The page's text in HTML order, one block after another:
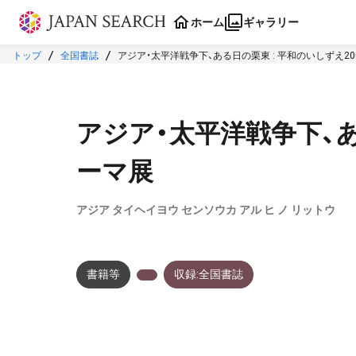
本文に飛ぶ
ホーム ギャラリー
トップ 全国書誌 アジア・太平洋戦争下、ある日の栗東 : 平和のいしずえ
アジア・太平洋戦争下
ーマ展
アジア タイヘイヨウ センソウカ アル ヒ ノ リットウ
書籍等 収録:全国書誌